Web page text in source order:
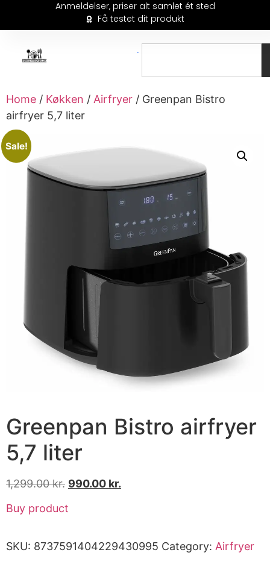
Anmeldelser, priser alt samlet ét sted
Få testet dit produkt
Home / Køkken / Airfryer / Greenpan Bistro
airfryer 5,7 liter
Sale!
Greenpan Bistro airfryer
5,7 liter
1,299.00kr. 990.00 kr.
Buy product
SKU: 8737591404229430995 Category: Airfryer